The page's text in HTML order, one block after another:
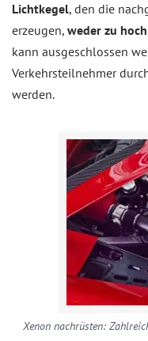
Lichtkegel, den die
erzeugen, weder zu
kann ausgeschlossen
Verkehrsteilnehmer
werden.
Xenon nachrüsten: